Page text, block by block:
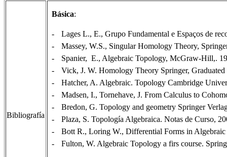
Bibliografía
Básica:
-
Lages L., E., Grupo Fundamental e Espaços de
-
Massey, W.S., Singular Homology Theory,
-
Spanier, E., Algebraic Topology, McGraw-Hill,.
-
Vick, J. W. Homology Theory Springer,
-
Hatcher, A. Algebraic. Topology Cambridge
-
Madsen, I., Tornehave, J. From Calculus to
-
Bredon, G. Topology and geometry Springer
-
Plaza, S. Topología Algebraica. Notas de Curso,
-
Bott R., Loring W., Differential Forms in
-
Fulton, W. Algebraic Topology a firs course.